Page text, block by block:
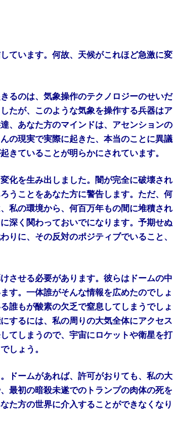
ています。何故、天候がこれほど急激に変
るのは、気象操作のテクノロジーのせいだ
たが、このような気象を操作する兵器はア
、あなた方のマインドは、アセンションの
の現実で実際に起きた、本当のことに異議
きていることが明らかにされています。
化を生み出しました。闇が完全に破壊され
うことをあなた方に警告します。ただ、何
私の環境から、何百万年もの間に堆積され
深く関わっておいでになります。予期せぬ
りに、その反対のポジティブでいること、
させる必要があります。彼らはドームの中
す。一体誰がそんな情報を広めたのでしょ
誰もが酸素の欠乏で窒息してしまうでしょ
するには、私の周りの大気全体にアクセス
てしまうので、宇宙にロケットや衛星を打
しょう。
ドームがあれば、許可がおりても、私の大
最初の暗殺未遂でのトランプの肉体の死を
た方の世界に介入することができなくなり